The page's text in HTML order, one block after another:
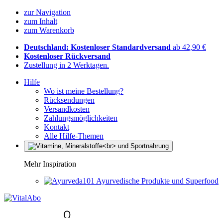
zur Navigation
zum Inhalt
zum Warenkorb
Deutschland: Kostenloser Standardversand ab 42,90 €
Kostenloser Rückversand
Zustellung in 2 Werktagen.
Hilfe
Wo ist meine Bestellung?
Rücksendungen
Versandkosten
Zahlungsmöglichkeiten
Kontakt
Alle Hilfe-Themen
Mehr Inspiration
Ayurvedische Produkte und Superfood